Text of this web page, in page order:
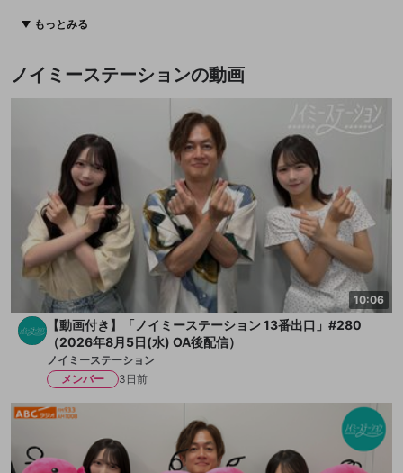
まるで楽屋トークみたいにゆる～く＆深夜テンションでお届け
ラジオ生放送に向けて一緒に盛り上げていきましょう！
もっとみる
ノイミーステーションの動画
10:06
【動画付き】「ノイミーステーション 13番出口」#280
（2026年8月5日(水) OA後配信）
ノイミーステーション
メンバー
3日前